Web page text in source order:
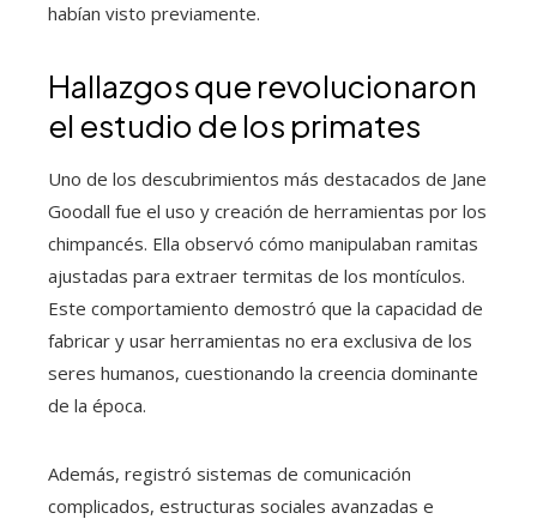
habían visto previamente.
Hallazgos que revolucionaron
el estudio de los primates
Uno de los descubrimientos más destacados de Jane
Goodall fue el uso y creación de herramientas por los
chimpancés. Ella observó cómo manipulaban ramitas
ajustadas para extraer termitas de los montículos.
Este comportamiento demostró que la capacidad de
fabricar y usar herramientas no era exclusiva de los
seres humanos, cuestionando la creencia dominante
de la época.
Además, registró sistemas de comunicación
complicados, estructuras sociales avanzadas e